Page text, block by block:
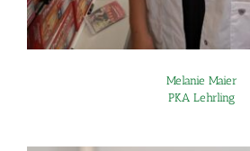
Melanie Maier
PKA Lehrling